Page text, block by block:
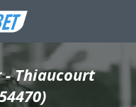
- Thiaucourt